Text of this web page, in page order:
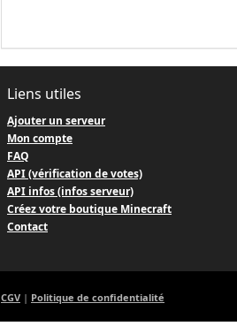
Liens utiles
Ajouter un serveur
Mon compte
FAQ
API (vérification de votes)
API infos (infos serveur)
Créez votre boutique Minecraft
Contact
CGV | Politique de confidentialité